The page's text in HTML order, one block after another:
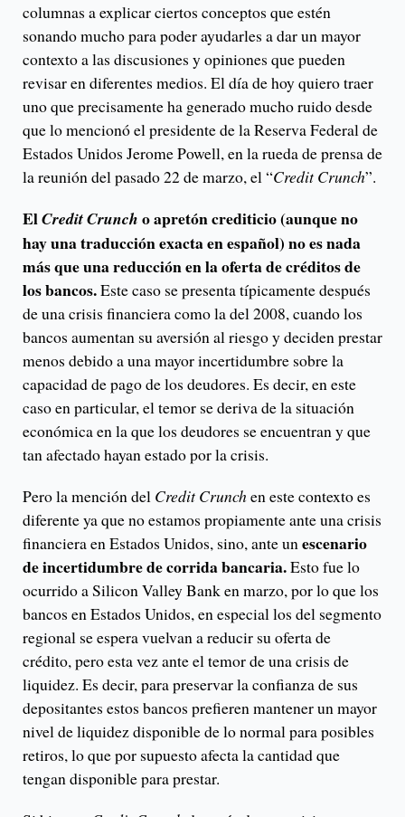
columnas a explicar ciertos conceptos que estén
sonando mucho para poder ayudarles a dar un mayor
contexto a las discusiones y opiniones que pueden
revisar en diferentes medios. El día de hoy quiero traer
uno que precisamente ha generado mucho ruido desde
que lo mencionó el presidente de la Reserva Federal de
Estados Unidos Jerome Powell, en la rueda de prensa de
la reunión del pasado 22 de marzo, el “Credit Crunch”.
ElCredit Crunch o apretón crediticio (aunque no
hay una traducción exacta en español) no es nada
más que una reducción en la oferta de créditos de
los bancos.Este caso se presenta típicamente después
de una crisis financiera como la del 2008, cuando los
bancos aumentan su aversión al riesgo y deciden prestar
menos debido a una mayor incertidumbre sobre la
capacidad de pago de los deudores. Es decir, en este
caso en particular, el temor se deriva de la situación
económica en la que los deudores se encuentran y que
tan afectado hayan estado por la crisis.
Pero la mención del Credit Crunchen este contexto es
diferente ya que no estamos propiamente ante una crisis
financiera en Estados Unidos, sino, ante unescenario
de incertidumbre de corrida bancaria.Esto fue lo
ocurrido a Silicon Valley Bank en marzo, por lo que los
bancos en Estados Unidos, en especial los del segmento
regional se espera vuelvan a reducir su oferta de
crédito, pero esta vez ante el temor de una crisis de
liquidez. Es decir, para preservar la confianza de sus
depositantes estos bancos prefieren mantener un mayor
nivel de liquidez disponible de lo normal para posibles
retiros, lo que por supuesto afecta la cantidad que
tengan disponible para prestar.